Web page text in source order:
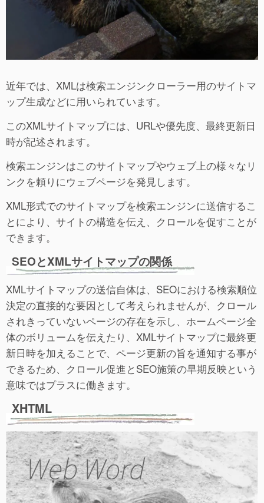
近年では、XMLは検索エンジンクローラー用のサイトマ
ップ生成などに用いられています。
このXMLサイトマップには、URLや優先度、最終更新日
時が記述されます。
検索エンジンはこのサイトマップやウェブ上の様々なリ
ンクを頼りにウェブページを発見します。
XML形式でのサイトマップを検索エンジンに送信するこ
とにより、サイトの構造を伝え、クロールを促すことが
できます。
SEOとXMLサイトマップの関係
XMLサイトマップの送信自体は、SEOにおける検索順位
決定の直接的な要因として考えられませんが、クロール
されきっていないページの存在を示し、ホームページ全
体のボリュームを伝えたり、XMLサイトマップに最終更
新日時を加えることで、ページ更新の旨を通知する事が
できるため、クロール促進とSEO施策の早期反映という
意味ではプラスに働きます。
XHTML